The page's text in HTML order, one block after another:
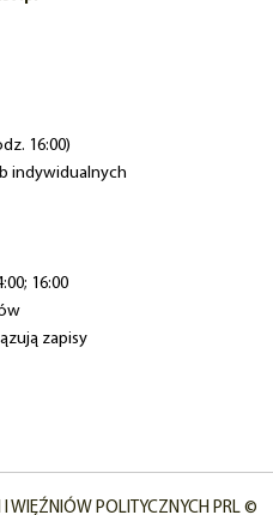
16:00)
indywidualnych
16:00
zapisy
WIĘŹNIÓW POLITYCZNYCH PRL ©